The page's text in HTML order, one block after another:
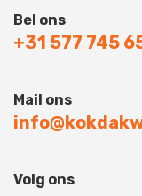
Bel ons
+31 577 745
Mail ons
Volg ons